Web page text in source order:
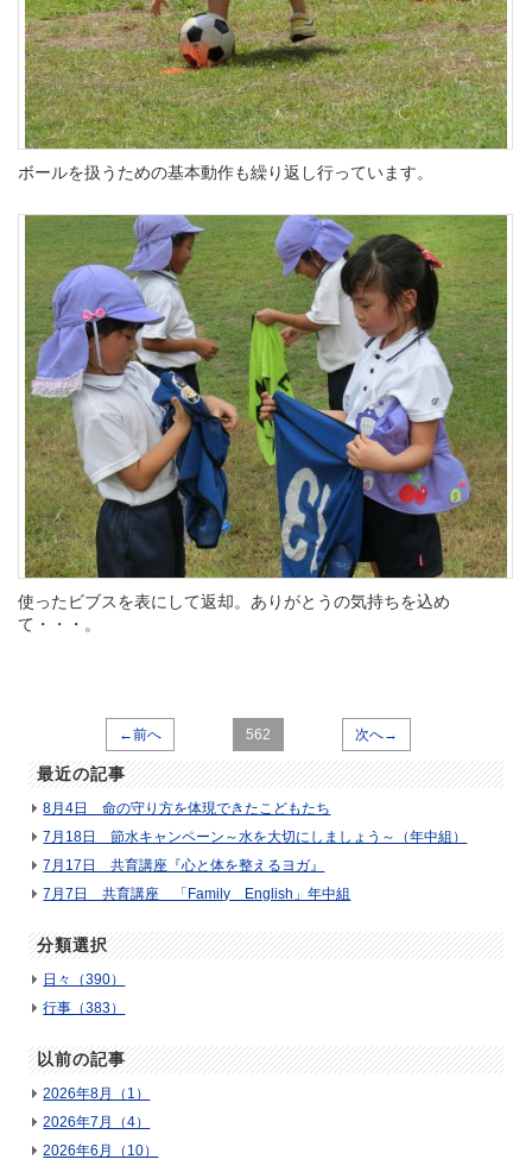
ボールを扱うための基本動作も繰り返し行っています。
使ったビブスを表にして返却。ありがとうの気持ちを込め
て・・・。
←前へ 562 次へ→
最近の記事
8月4日 命の守り方を体現できたこどもたち
7月18日 節水キャンペーン～水を大切にしましょう～（年中組）
7月17日 共育講座『心と体を整えるヨガ』
7月7日 共育講座 「Family English」年中組
分類選択
日々（390）
行事（383）
以前の記事
2026年8月（1）
2026年7月（4）
2026年6月（10）